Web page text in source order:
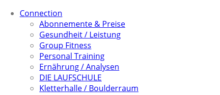
Connection
Abonnemente & Preise
Gesundheit / Leistung
Group Fitness
Personal Training
Ernährung / Analysen
DIE LAUFSCHULE
Kletterhalle / Boulderraum